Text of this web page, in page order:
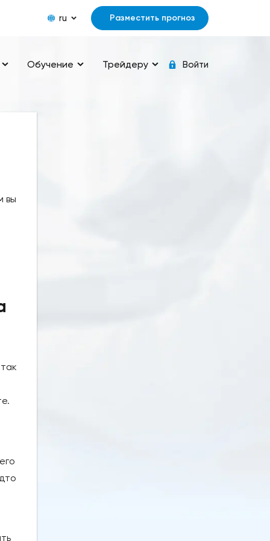
ru Разместить прогноз
Обучение Трейдеру Войти
вы